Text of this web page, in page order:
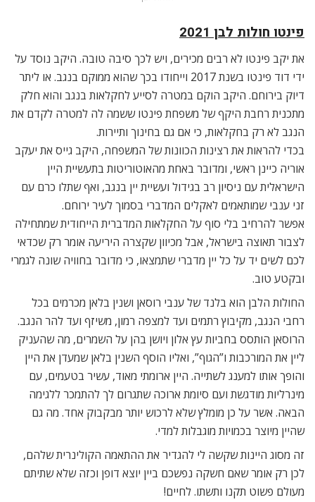
שהיין מיוצר בכמויות מוגבלות למדי.
זה מסוג היינות שקשה לי להגדיר את ההתאמה הקולינרית שלהם,
לכן רק אומר שאם חשקה נפשכם ביין יוצא דופן וכזה שלא שתיתם
מחיר: £49.99
ניתן להשיג בThe Grapevine
אולי תאהבו לקרוא עוד כתבה עלאלכוהול בלונדון:
מאמרים קשורים
מה לעשות בלונדון בחודש ספטמבר
2018
תחל שנה ויינותיה
להתראות בחגים
בעקבות‭ ‬הבועות: ביקור בתעשיית היין הבריטית התוססת
https://alondon.net/new-
תגיות אלכוהול בלונדון היינן משה קליין
יין באנגליה
יין בבריטניה
יין בלונדון
יין ישראלי באנגליה
יין ישראלי בבריטניה
יין ישראלי בלונדון